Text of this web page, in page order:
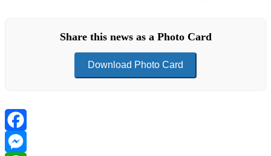
Share this news as a Photo Card
Download Photo Card
Facebook